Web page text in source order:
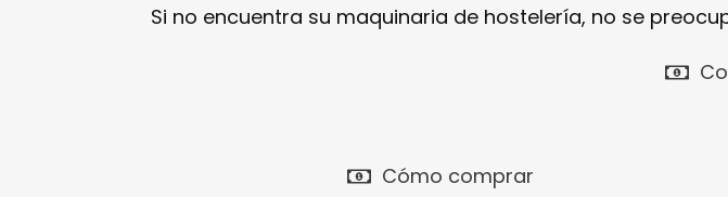
Si no encuentra su maquinaria de hostelería, no se
Cómo comprar